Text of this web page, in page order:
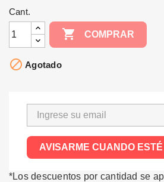
Cant.
 COMPRAR
 Agotado
AVISARME CUANDO
*Los descuentos por cantidad se